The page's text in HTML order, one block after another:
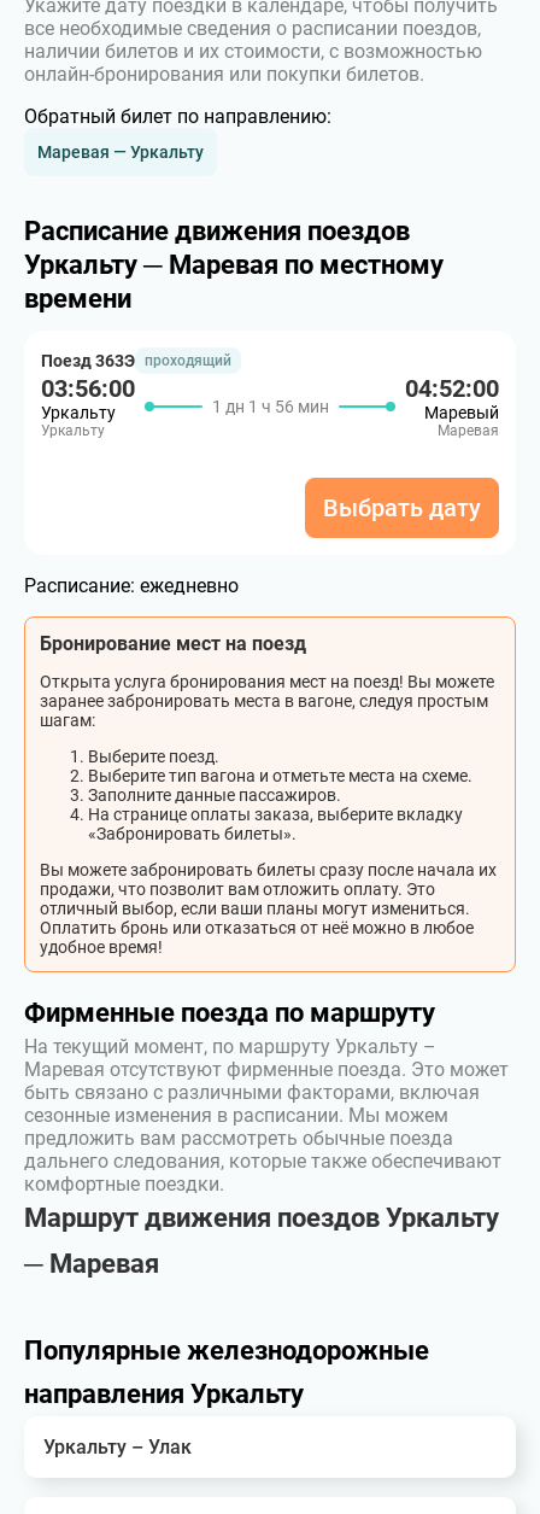
Укажите дату поездки в календаре, чтобы получить
все необходимые сведения о расписании поездов,
наличии билетов и их стоимости, с возможностью
онлайн-бронирования или покупки билетов.
Обратный билет по направлению:
Маревая — Уркальту
Расписание движения поездов
Уркальту ─ Маревая по местному
времени
Поезд 363Э проходящий
03:56:00
Уркальту
Уркальту
1 дн 1 ч 56 мин
04:52:00
Маревый
Маревая
Выбрать дату
Расписание: ежедневно
Бронирование мест на поезд
Открыта услуга бронирования мест на поезд! Вы можете
заранее забронировать места в вагоне, следуя простым
шагам:
Выберите поезд.
Выберите тип вагона и отметьте места на схеме.
Заполните данные пассажиров.
На странице оплаты заказа, выберите вкладку
«Забронировать билеты».
Вы можете забронировать билеты сразу после начала их
продажи, что позволит вам отложить оплату. Это
отличный выбор, если ваши планы могут измениться.
Оплатить бронь или отказаться от неё можно в любое
удобное время!
Фирменные поезда по маршруту
На текущий момент, по маршруту Уркальту –
Маревая отсутствуют фирменные поезда. Это может
быть связано с различными факторами, включая
сезонные изменения в расписании. Мы можем
предложить вам рассмотреть обычные поезда
дальнего следования, которые также обеспечивают
комфортные поездки.
Маршрут движения поездов Уркальту
─ Маревая
Популярные железнодорожные
направления Уркальту
Уркальту – Улак